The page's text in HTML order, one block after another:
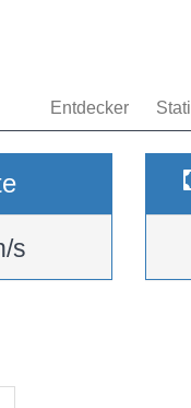
Entdecker
s